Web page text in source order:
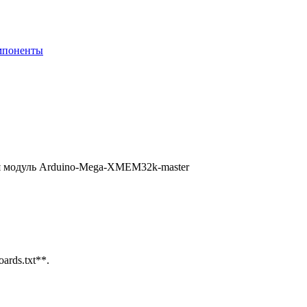
модуль Arduino-Mega-XMEM32k-master